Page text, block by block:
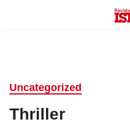
Uncategorized
Thriller